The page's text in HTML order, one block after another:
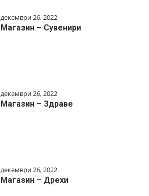
декември 26, 2022
Магазин – Сувенири
декември 26, 2022
Магазин – Здраве
декември 26, 2022
Магазин – Дрехи